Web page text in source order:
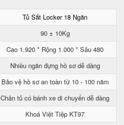
Tủ Sắt Locker 18 Ngăn
90 ± 10Kg
Cao 1.920 * Rộng 1.000 * Sâu 480
Nhiều ngăn đựng hồ sơ dễ dàng
Bảo vệ hồ sơ an toàn từ 10 - 100 năm
Chân tủ có bánh xe di chuyển dễ dàng
Khoá Việt Tiệp KT97